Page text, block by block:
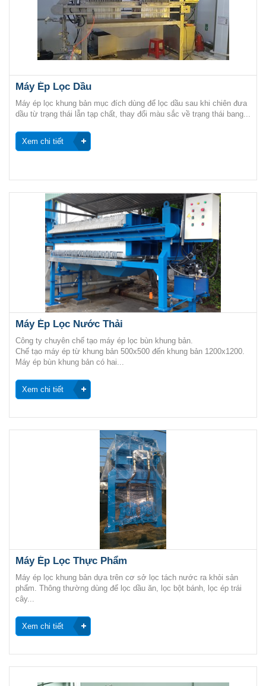
Máy Ép Lọc Dầu
Máy ép lọc khung bản mục đích dùng để lọc dầu sau khi chiên đưa
dầu từ trạng thái lẫn tạp chất, thay đổi màu sắc về trạng thái bang...
Xem chi tiết
Máy Ép Lọc Nước Thải
Công ty chuyên chế tạo máy ép lọc bùn khung bản.
Chế tạo máy ép từ khung bản 500x500 đến khung bản 1200x1200.
Máy ép bùn khung bản có hai...
Xem chi tiết
Máy Ép Lọc Thực Phẩm
Máy ép lọc khung bản dựa trên cơ sở lọc tách nước ra khỏi sản
phẩm. Thông thường dùng để lọc dầu ăn, lọc bột bánh, lọc ép trái
cây...
Xem chi tiết